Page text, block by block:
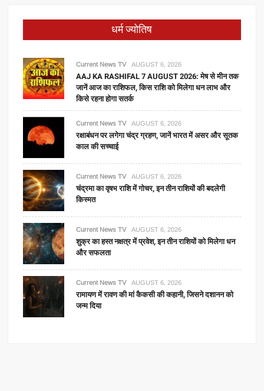
धर्म ज्योतिष
Current News TV AUGUST 6, 2026
AAJ KA RASHIFAL 7 AUGUST 2026: मेष से मीन तक
जानें आज का राशिफल, किस राशि को मिलेगा धन लाभ और
किसे रहना होगा सतर्क
Current News TV AUGUST 6, 2026
रक्षाबंधन पर लगेगा चंद्र ग्रहण, जानें भारत में असर और सूतक
काल की सच्चाई
Current News TV AUGUST 6, 2026
चंद्रमा का वृषभ राशि में गोचर, इन तीन राशियों की बदलेगी
किस्मत
Current News TV AUGUST 6, 2026
शुक्र का हस्त नक्षत्र में प्रवेश, इन तीन राशियों को मिलेगा धन
और सफलता
Current News TV AUGUST 6, 2026
रामायण में रावण की मां कैकसी की कहानी, जिसने दशानन को
जन्म दिया